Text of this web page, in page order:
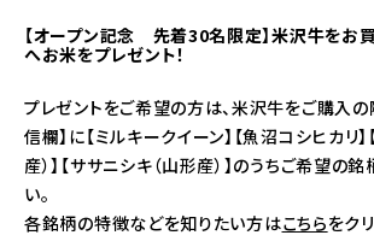
【オープン記念 先着30名限定】米沢牛をお
へお米をプレゼント！
プレゼントをご希望の方は、米沢牛をご購入の
信欄】に【ミルキークイーン】【魚沼コシヒカリ】
産）】【ササニシキ（山形産）】のうちご希望の
い。
各銘柄の特徴などを知りたい方はこちらをク